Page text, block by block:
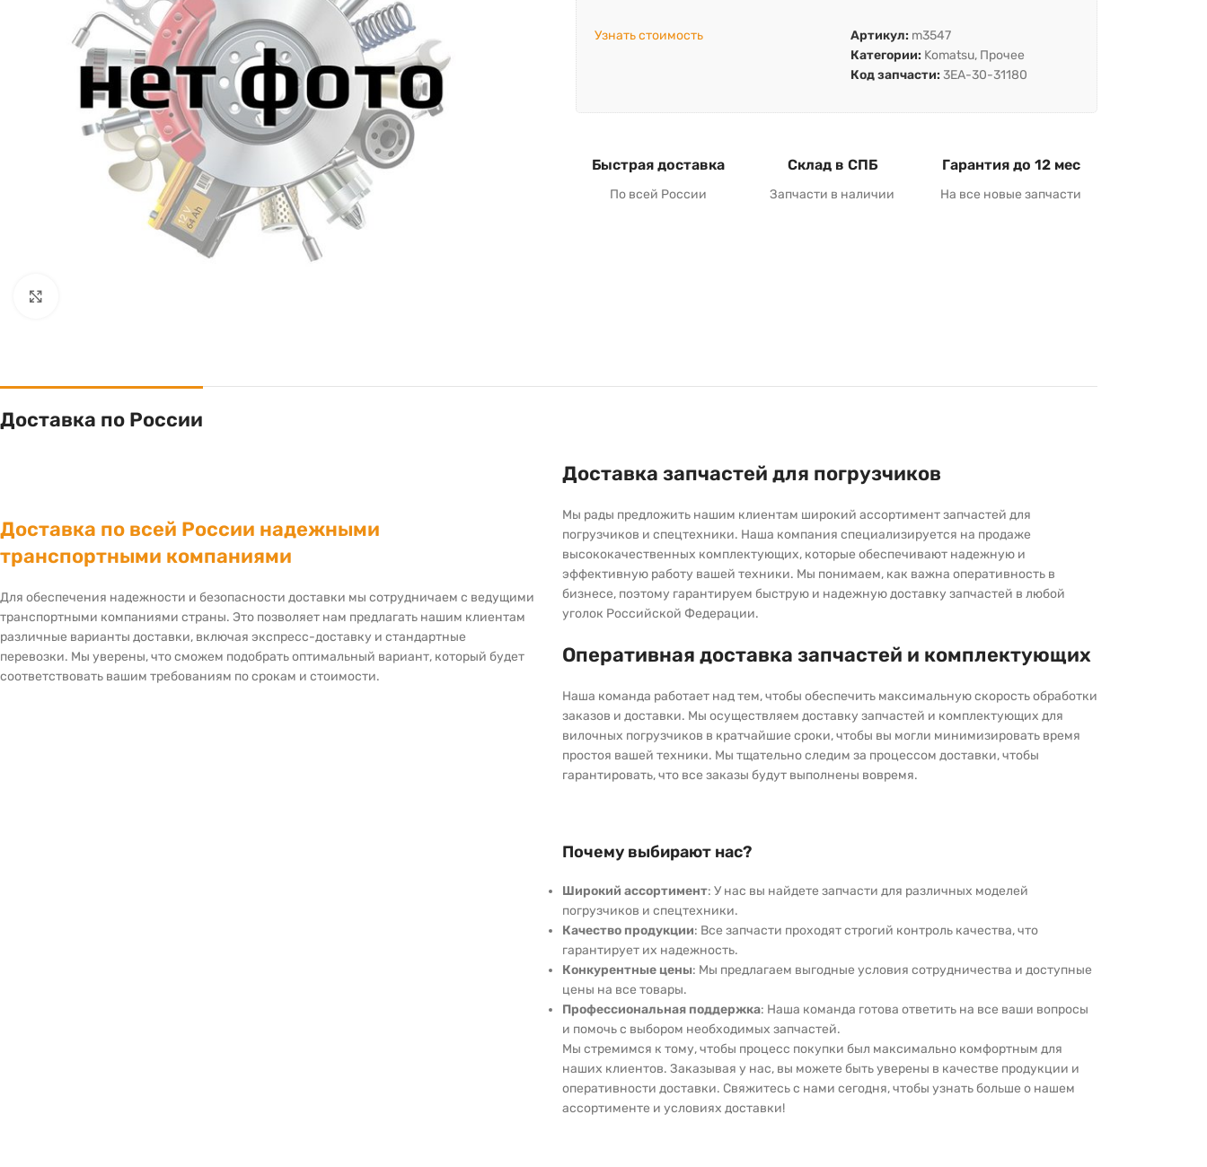
Узнать стоимость Артикул: m3547
Категории: Komatsu, Прочее
Код запчасти: 3EA-30-31180
Быстрая доставка
По всей России
Склад в СПБ
Запчасти в наличии
Гарантия до 12 мес
На все новые запчасти
Доставка по России
Доставка по всей России надежными
транспортными компаниями
Для обеспечения надежности и безопасности доставки мы сотрудничаем с ведущими
транспортными компаниями страны. Это позволяет нам предлагать нашим клиентам
различные варианты доставки, включая экспресс-доставку и стандартные
перевозки. Мы уверены, что сможем подобрать оптимальный вариант, который будет
соответствовать вашим требованиям по срокам и стоимости.
Доставка запчастей для погрузчиков
Мы рады предложить нашим клиентам широкий ассортимент запчастей для
погрузчиков и спецтехники. Наша компания специализируется на продаже
высококачественных комплектующих, которые обеспечивают надежную и
эффективную работу вашей техники. Мы понимаем, как важна оперативность в
бизнесе, поэтому гарантируем быструю и надежную доставку запчастей в любой
уголок Российской Федерации.
Оперативная доставка запчастей и комплектующих
Наша команда работает над тем, чтобы обеспечить максимальную скорость обработки
заказов и доставки. Мы осуществляем доставку запчастей и комплектующих для
вилочных погрузчиков в кратчайшие сроки, чтобы вы могли минимизировать время
простоя вашей техники. Мы тщательно следим за процессом доставки, чтобы
гарантировать, что все заказы будут выполнены вовремя.
Почему выбирают нас?
Широкий ассортимент: У нас вы найдете запчасти для различных моделей
погрузчиков и спецтехники.
Качество продукции: Все запчасти проходят строгий контроль качества, что
гарантирует их надежность.
Конкурентные цены: Мы предлагаем выгодные условия сотрудничества и доступные
цены на все товары.
Профессиональная поддержка: Наша команда готова ответить на все ваши вопросы
и помочь с выбором необходимых запчастей.
Мы стремимся к тому, чтобы процесс покупки был максимально комфортным для
наших клиентов. Заказывая у нас, вы можете быть уверены в качестве продукции и
оперативности доставки. Свяжитесь с нами сегодня, чтобы узнать больше о нашем
ассортименте и условиях доставки!